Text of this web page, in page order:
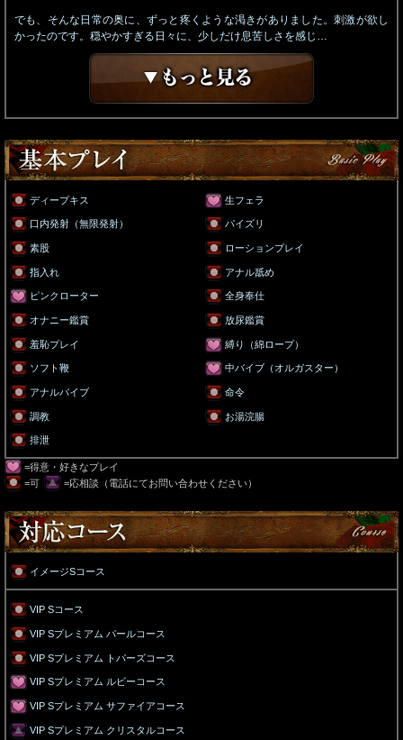
でも、そんな日常の奥に、ずっと疼くような渇きがありました。刺激が欲し
かったのです。穏やかすぎる日々に、少しだけ息苦しさを感じ…
ディープキス 生フェラ
口内発射（無限発射） パイズリ
素股 ローションプレイ
指入れ アナル舐め
ピンクローター 全身奉仕
オナニー鑑賞 放尿鑑賞
羞恥プレイ 縛り（綿ロープ）
ソフト鞭 中バイブ（オルガスター）
アナルバイブ 命令
調教 お湯浣腸
排泄
=得意・好きなプレイ
=可
=応相談（電話にてお問い合わせください）
イメージSコース
VIP Sコース
VIP Sプレミアム パールコース
VIP Sプレミアム トパーズコース
VIP Sプレミアム ルビーコース
VIP Sプレミアム サファイアコース
VIP Sプレミアム クリスタルコース